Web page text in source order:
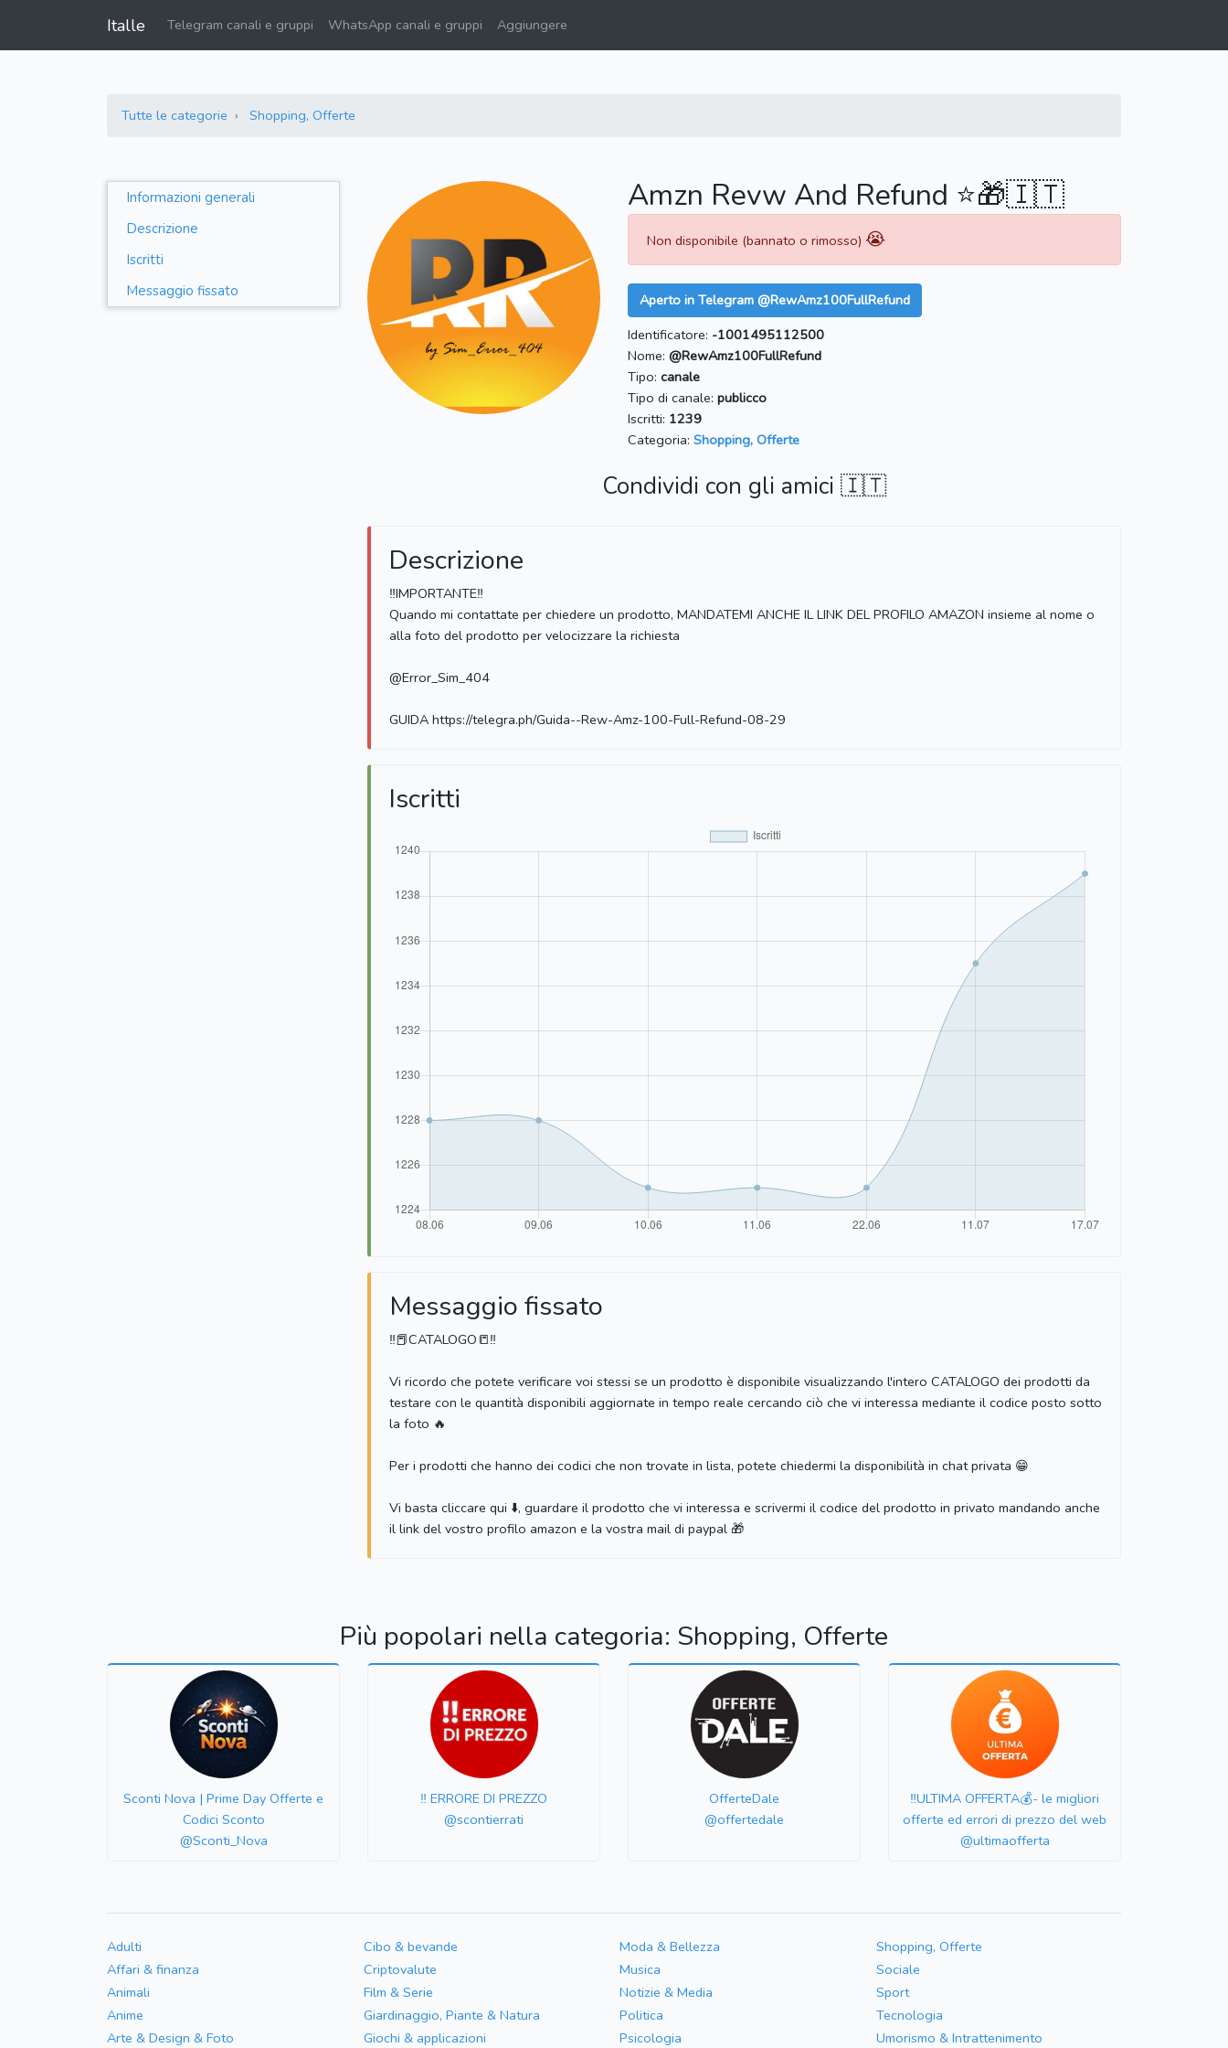
Italle Telegram canali e gruppi WhatsApp canali e gruppi Aggiungere
Tutte le categorie Shopping, Offerte
Informazioni generali
Descrizione
Iscritti
Messaggio fissato
Amzn Revw And Refund ⭐️🎁🇮🇹
Non disponibile (bannato o rimosso) 😭
Aperto in Telegram @RewAmz100FullRefund
Identificatore: -1001495112500
Nome: @RewAmz100FullRefund
Tipo: canale
Tipo di canale: publicco
Iscritti: 1239
Categoria: Shopping, Offerte
Condividi con gli amici 🇮🇹
Descrizione
‼️IMPORTANTE‼️
Quando mi contattate per chiedere un prodotto, MANDATEMI ANCHE IL LINK DEL PROFILO AMAZON insieme al nome o
alla foto del prodotto per velocizzare la richiesta
@Error_Sim_404
GUIDA https://telegra.ph/Guida--Rew-Amz-100-Full-Refund-08-29
Iscritti
Messaggio fissato
‼️📕CATALOGO📒‼️
Vi ricordo che potete verificare voi stessi se un prodotto è disponibile visualizzando l'intero CATALOGO dei prodotti da
testare con le quantità disponibili aggiornate in tempo reale cercando ciò che vi interessa mediante il codice posto sotto
la foto 🔥
Per i prodotti che hanno dei codici che non trovate in lista, potete chiedermi la disponibilità in chat privata 😁
Vi basta cliccare qui ⬇️, guardare il prodotto che vi interessa e scrivermi il codice del prodotto in privato mandando anche
il link del vostro profilo amazon e la vostra mail di paypal 🎁
Più popolari nella categoria: Shopping, Offerte
Sconti Nova | Prime Day Offerte e
Codici Sconto
@Sconti_Nova
‼️ ERRORE DI PREZZO
@scontierrati
OfferteDale
@offertedale
‼️ULTIMA OFFERTA💰- le migliori
offerte ed errori di prezzo del web
@ultimaofferta
Adulti
Affari & finanza
Animali
Anime
Arte & Design & Foto
Cibo & bevande
Criptovalute
Film & Serie
Giardinaggio, Piante & Natura
Giochi & applicazioni
Moda & Bellezza
Musica
Notizie & Media
Politica
Psicologia
Shopping, Offerte
Sociale
Sport
Tecnologia
Umorismo & Intrattenimento